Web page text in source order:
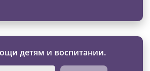
детям и воспитании.